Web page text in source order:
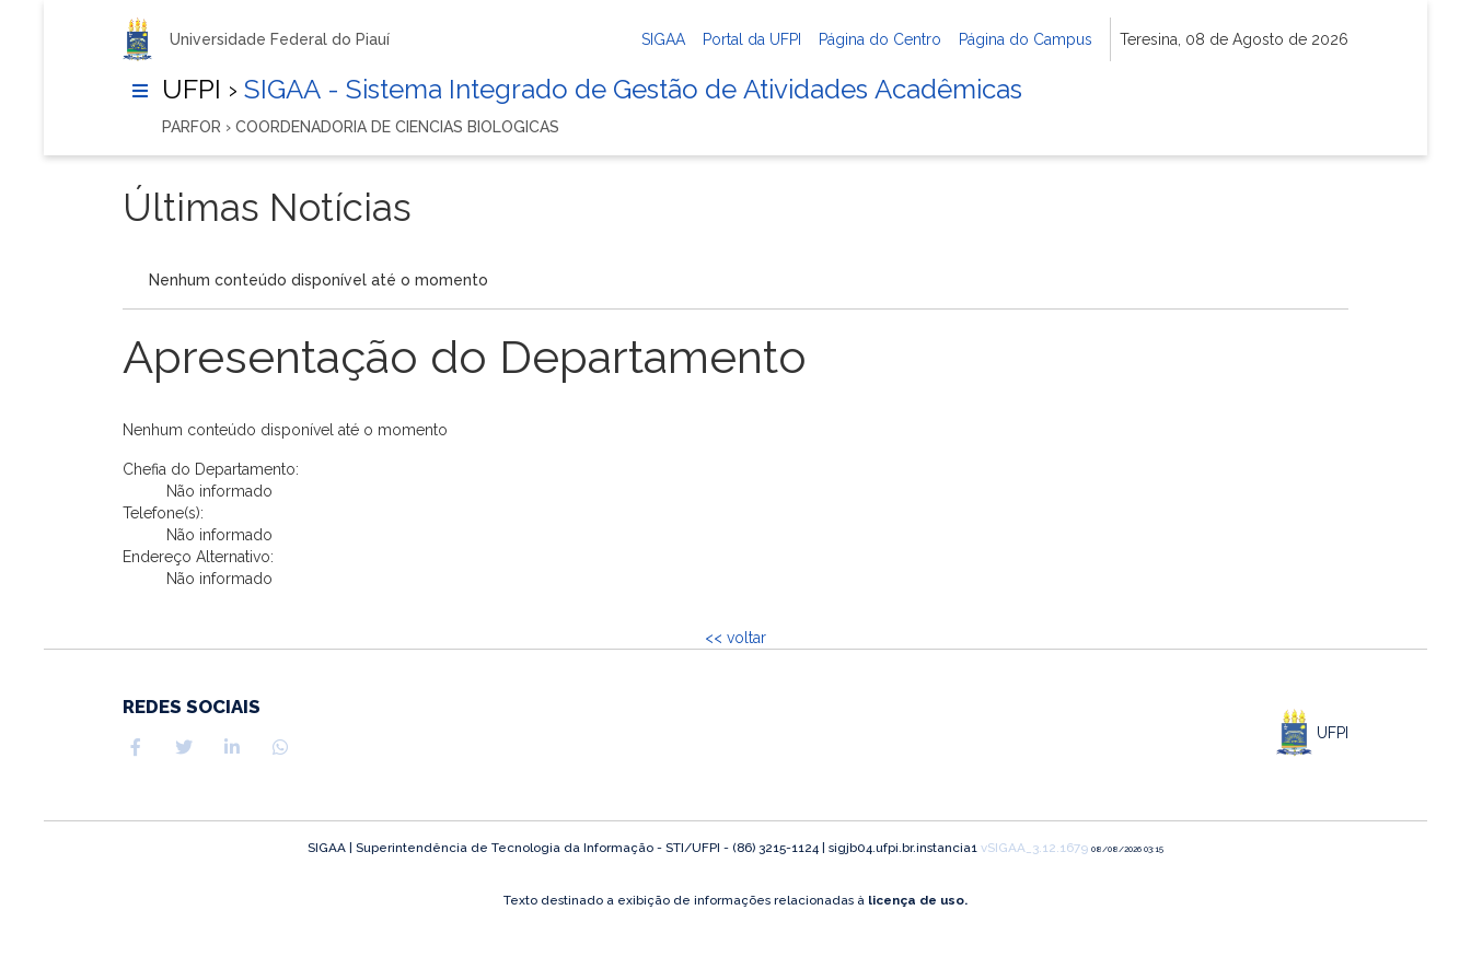
Universidade Federal do Piauí SIGAA Portal da UFPI Página do Centro Página do Campus Teresina, 08 de Agosto de 2026
UFPI › SIGAA - Sistema Integrado de Gestão de Atividades Acadêmicas
PARFOR › COORDENADORIA DE CIENCIAS BIOLOGICAS
Últimas Notícias
Nenhum conteúdo disponível até o momento
Apresentação do Departamento
Nenhum conteúdo disponível até o momento
Chefia do Departamento:
Não informado
Telefone(s):
Não informado
Endereço Alternativo:
Não informado
<< voltar
REDES SOCIAIS
UFPI
SIGAA | Superintendência de Tecnologia da Informação - STI/UFPI - (86) 3215-1124 | sigjb04.ufpi.br.instancia1 vSIGAA_3.12.1679 08/08/2026 03:15
Texto destinado a exibição de informações relacionadas à licença de uso.